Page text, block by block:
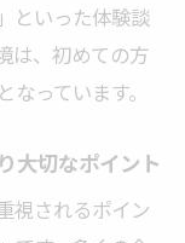
といった体験談
は、初めての方
っています。
大切なポイント
視されるポイン